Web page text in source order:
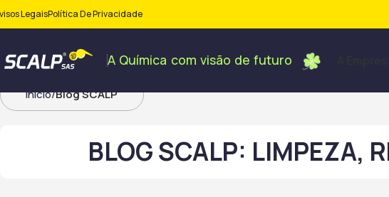
LegaisPolítica De Privacidade
A Química com visão de futuro
Início Blog SCALP
BLOG SCALP: LIMPEZA,